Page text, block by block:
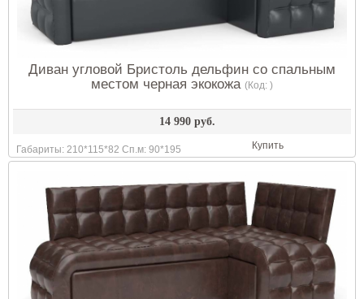
Диван угловой Бристоль дельфин со спальным
местом черная экокожа (Код: )
14 990 руб.
Габариты: 210*115*82 Сп.м: 90*195 Купить